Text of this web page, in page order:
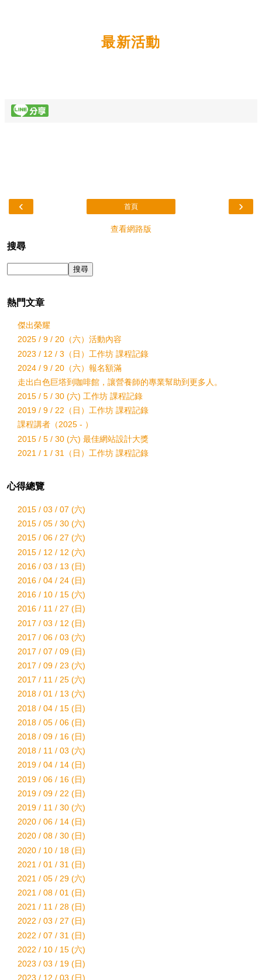
最新活動
‹ ›
首頁
查看網路版
搜尋
熱門文章
傑出榮耀
2025 / 9 / 20（六）活動內容
2023 / 12 / 3（日）工作坊 課程記錄
2024 / 9 / 20（六）報名額滿
走出白色巨塔到咖啡館，讓營養師的專業幫助到更多人。
2015 / 5 / 30 (六) 工作坊 課程記錄
2019 / 9 / 22（日）工作坊 課程記錄
課程講者（2025 - ）
2015 / 5 / 30 (六) 最佳網站設計大獎
2021 / 1 / 31（日）工作坊 課程記錄
心得總覽
2015 / 03 / 07 (六)
2015 / 05 / 30 (六)
2015 / 06 / 27 (六)
2015 / 12 / 12 (六)
2016 / 03 / 13 (日)
2016 / 04 / 24 (日)
2016 / 10 / 15 (六)
2016 / 11 / 27 (日)
2017 / 03 / 12 (日)
2017 / 06 / 03 (六)
2017 / 07 / 09 (日)
2017 / 09 / 23 (六)
2017 / 11 / 25 (六)
2018 / 01 / 13 (六)
2018 / 04 / 15 (日)
2018 / 05 / 06 (日)
2018 / 09 / 16 (日)
2018 / 11 / 03 (六)
2019 / 04 / 14 (日)
2019 / 06 / 16 (日)
2019 / 09 / 22 (日)
2019 / 11 / 30 (六)
2020 / 06 / 14 (日)
2020 / 08 / 30 (日)
2020 / 10 / 18 (日)
2021 / 01 / 31 (日)
2021 / 05 / 29 (六)
2021 / 08 / 01 (日)
2021 / 11 / 28 (日)
2022 / 03 / 27 (日)
2022 / 07 / 31 (日)
2022 / 10 / 15 (六)
2023 / 03 / 19 (日)
2023 / 12 / 03 (日)